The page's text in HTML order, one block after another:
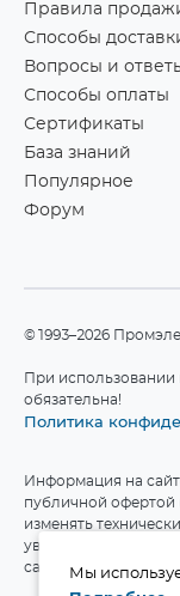
Правила
Способы
Вопросы и
Способы оплаты
Сертификаты
База знаний
Популярное
Форум
©1993–2026
При использовании
обязательна!
Политика
Информация на
публичной офертой
изменять
уведомления.
сайте Мы